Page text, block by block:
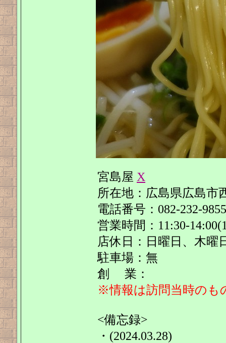
宮島屋 X
所在地：広島県広島市
電話番号：082-232-9855
営業時間：11:30-
店休日：日曜日、木曜
駐車場：無
創 業：
※情報は訪問当時のも
<備忘録>
・(2024.03.28)